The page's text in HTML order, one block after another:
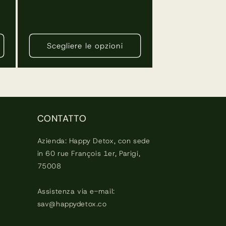
Scegliere le opzioni
CONTATTO
Azienda: Happy Detox, con sede
in 60 rue François 1er, Parigi,
75008
Assistenza via e-mail:
sav@happydetox.co